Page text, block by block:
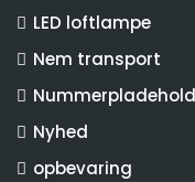
LED loftlampe
Nem transport
Nyhed
opbevaring